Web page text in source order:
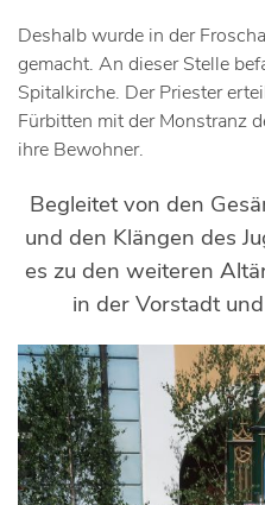
Deshalb wurde in der
gemacht. An dieser Stelle
Spitalkirche. Der Priester
Fürbitten mit der Monstranz
ihre Bewohner.
Begleitet von den
und den Klängen des
es zu den weiteren
in der Vorstadt